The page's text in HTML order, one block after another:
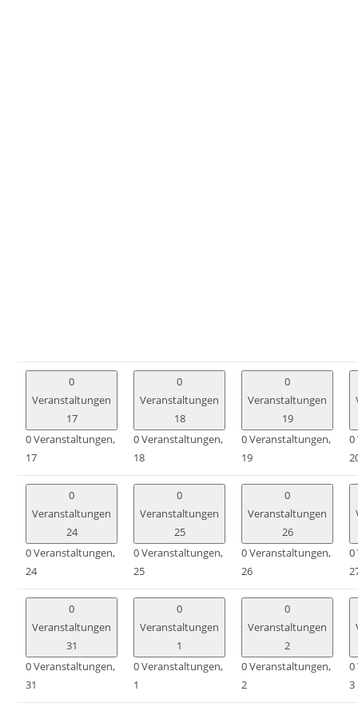
0
Veranstaltungen
17
0 Veranstaltungen,
17
0
Veranstaltungen
18
0 Veranstaltungen,
18
0
Veranstaltungen
19
0 Veranstaltungen,
19
0
0
Veranstaltungen
24
0 Veranstaltungen,
24
0
Veranstaltungen
25
0 Veranstaltungen,
25
0
Veranstaltungen
26
0 Veranstaltungen,
26
0
0
Veranstaltungen
31
0 Veranstaltungen,
31
0
Veranstaltungen
1
0 Veranstaltungen,
1
0
Veranstaltungen
2
0 Veranstaltungen,
2
0
3